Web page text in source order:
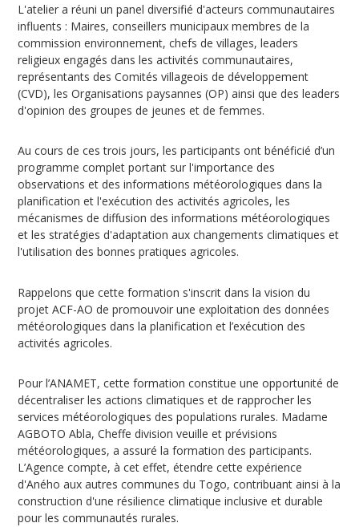
L'atelier a réuni un panel diversifié d'acteurs communautaires
influents : Maires, conseillers municipaux membres de la
commission environnement, chefs de villages, leaders
religieux engagés dans les activités communautaires,
représentants des Comités villageois de développement
(CVD), les Organisations paysannes (OP) ainsi que des leaders
d'opinion des groupes de jeunes et de femmes.
Au cours de ces trois jours, les participants ont bénéficié d’un
programme complet portant sur l'importance des
observations et des informations météorologiques dans la
planification et l'exécution des activités agricoles, les
mécanismes de diffusion des informations météorologiques
et les stratégies d'adaptation aux changements climatiques et
l'utilisation des bonnes pratiques agricoles.
Rappelons que cette formation s'inscrit dans la vision du
projet ACF-AO de promouvoir une exploitation des données
météorologiques dans la planification et l’exécution des
activités agricoles.
Pour l’ANAMET, cette formation constitue une opportunité de
décentraliser les actions climatiques et de rapprocher les
services météorologiques des populations rurales. Madame
AGBOTO Abla, Cheffe division veuille et prévisions
météorologiques, a assuré la formation des participants.
L’Agence compte, à cet effet, étendre cette expérience
d'Aného aux autres communes du Togo, contribuant ainsi à la
construction d'une résilience climatique inclusive et durable
pour les communautés rurales.